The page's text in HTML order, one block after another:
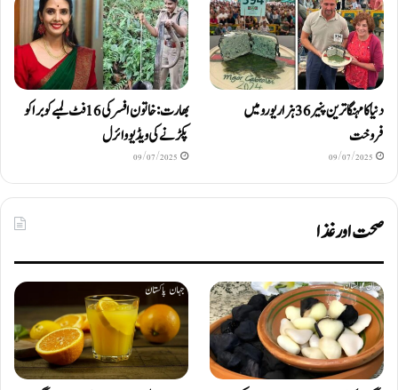
دنیا کا مہنگا ترین پنیر 36 ہزار یورو میں
فروخت
09/07/2025
بھارت: خاتون افسر کی 16 فٹ لمبے کوبرا کو
پکڑنے کی ویڈیو وائرل
09/07/2025
صحت اور غذا